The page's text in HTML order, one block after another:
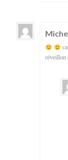
réveillon